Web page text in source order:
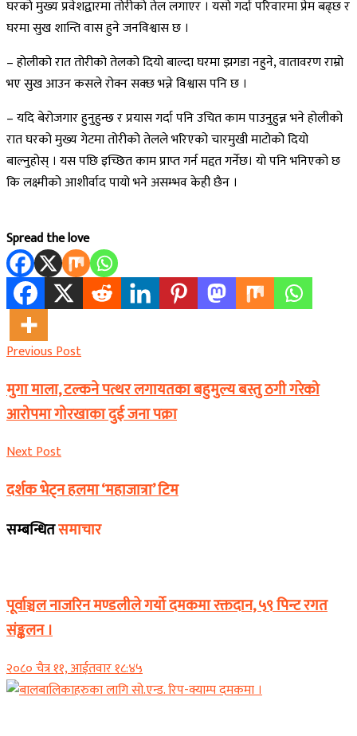
घरको मुख्य प्रवेशद्वारमा तोरीको तेल लगाएर । यसो गर्दा परिवारमा प्रेम बढ्छ र
घरमा सुख शान्ति वास हुने जनविश्वास छ ।
– होलीको रात तोरीको तेलको दियो बाल्दा घरमा झगडा नहुने, वातावरण राम्रो
भए सुख आउन कसले रोक्न सक्छ भन्ने विश्वास पनि छ ।
– यदि बेरोजगार हुनुहुन्छ र प्रयास गर्दा पनि उचित काम पाउनुहुन्न भने होलीको
रात घरको मुख्य गेटमा तोरीको तेलले भरिएको चारमुखी माटोको दियो
बाल्नुहोस् । यस पछि इच्छित काम प्राप्त गर्न मद्दत गर्नेछ। यो पनि भनिएको छ
कि लक्ष्मीको आशीर्वाद पायो भने असम्भव केही छैन ।
Spread the love
Previous Post
मुगा माला, टल्कने पत्थर लगायतका बहुमुल्य बस्तु ठगी गरेको
आरोपमा गोरखाका दुई जना पक्रा
Next Post
दर्शक भेट्न हलमा ‘महाजात्रा’ टिम
सम्बन्धितसमाचार
पूर्वाञ्चल नाजरिन मण्डलीले गर्यो दमकमा रक्तदान, ५९ पिन्ट रगत
संङ्कलन ।
२०८० चैत्र ११, आईतवार १८:४५